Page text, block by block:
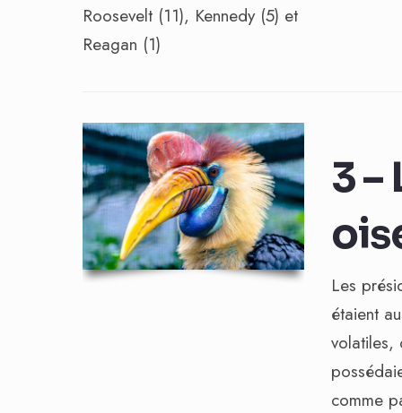
Roosevelt (11), Kennedy (5) et
Reagan (1)
3 –
Les
étaient
volatiles,
comme